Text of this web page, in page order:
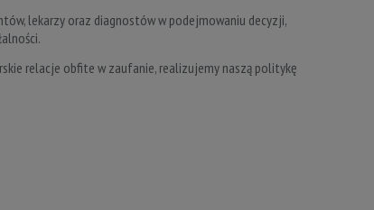
lekarzy oraz diagnostów w podejmowaniu decyzji,
relacje obfite w zaufanie, realizujemy naszą politykę